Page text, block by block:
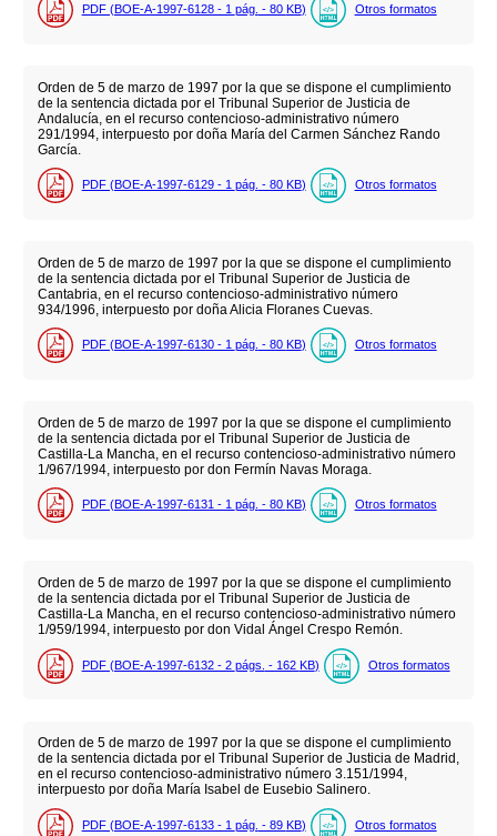
PDF (BOE-A-1997-6128 - 1 pág. - 80 KB) Otros formatos
Orden de 5 de marzo de 1997 por la que se dispone el cumplimiento
de la sentencia dictada por el Tribunal Superior de Justicia de
Andalucía, en el recurso contencioso-administrativo número
291/1994, interpuesto por doña María del Carmen Sánchez Rando
García.
PDF (BOE-A-1997-6129 - 1 pág. - 80 KB) Otros formatos
Orden de 5 de marzo de 1997 por la que se dispone el cumplimiento
de la sentencia dictada por el Tribunal Superior de Justicia de
Cantabria, en el recurso contencioso-administrativo número
934/1996, interpuesto por doña Alicia Floranes Cuevas.
PDF (BOE-A-1997-6130 - 1 pág. - 80 KB) Otros formatos
Orden de 5 de marzo de 1997 por la que se dispone el cumplimiento
de la sentencia dictada por el Tribunal Superior de Justicia de
Castilla-La Mancha, en el recurso contencioso-administrativo número
1/967/1994, interpuesto por don Fermín Navas Moraga.
PDF (BOE-A-1997-6131 - 1 pág. - 80 KB) Otros formatos
Orden de 5 de marzo de 1997 por la que se dispone el cumplimiento
de la sentencia dictada por el Tribunal Superior de Justicia de
Castilla-La Mancha, en el recurso contencioso-administrativo número
1/959/1994, interpuesto por don Vidal Ángel Crespo Remón.
PDF (BOE-A-1997-6132 - 2 págs. - 162 KB) Otros formatos
Orden de 5 de marzo de 1997 por la que se dispone el cumplimiento
de la sentencia dictada por el Tribunal Superior de Justicia de Madrid,
en el recurso contencioso-administrativo número 3.151/1994,
interpuesto por doña María Isabel de Eusebio Salinero.
PDF (BOE-A-1997-6133 - 1 pág. - 89 KB) Otros formatos